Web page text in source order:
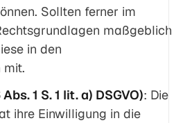
Sollten ferner im
maßgeblich
in den
mit.
1 S. 1 lit. a) DSGVO): Die
ihre Einwilligung in die